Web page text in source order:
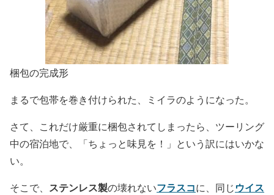
梱包の完成形
まるで包帯を巻き付けられた、ミイラのようになった。
さて、これだけ厳重に梱包されてしまったら、ツーリング
中の宿泊地で、「ちょっと味見を！」という訳にはいかな
い。
そこで、 ステンレス製の壊れないフラスコに、同じウイス